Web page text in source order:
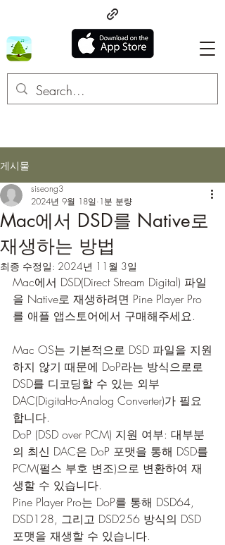
게시물
Mac에서 DSD를 Native로
재생하는 방법
siseong3
2024년 9월 18일 1분 분량
최종 수정일: 2024년 11월 3일
Mac에서 DSD(Direct Stream Digital) 파일
을 Native로 재생하려면 Pine Player Pro
를 애플 앱스토어에서 구매해주세요.
Mac OS는 기본적으로 DSD 파일을 지원
하지 않기 때문에 DoP라는 방식으로로
DSD를 디코딩할 수 있는 외부
DAC(Digital-to-Analog Converter)가 필요
합니다.
DoP (DSD over PCM) 지원 여부: 대부분
의 최신 DAC은 DoP 포맷을 통해 DSD를
PCM(펄스 부호 변조)으로 변환하여 재
생할 수 있습니다.
Pine Player Pro는 DoP를 통해 DSD64,
DSD128, 그리고 DSD256 방식의 DSD
포맷을 재생할 수 있습니다.